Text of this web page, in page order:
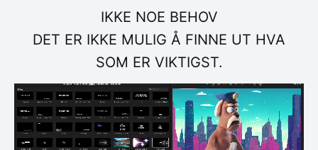
IKKE NOE BEHOV
DET ER IKKE MULIG Å FINNE UT HVA
SOM ER VIKTIGST.